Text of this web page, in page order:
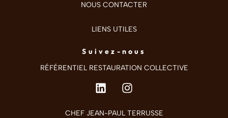
NOUS CONTACTER
LIENS UTILES
Suivez-nous
RÉFÉRENTIEL RESTAURATION COLLECTIVE
CHEF JEAN-PAUL TERRUSSE